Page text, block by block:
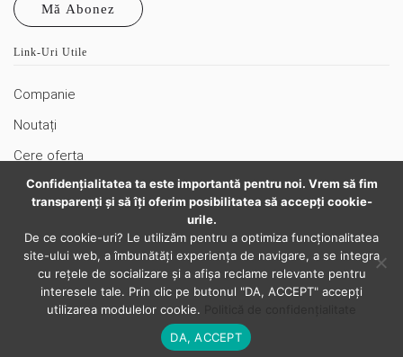
Mă Abonez
Link-Uri Utile
Companie
Noutați
Cere oferta
Politică de confidențialitate
Politici privind cookies
Harta Site
© 2020 Tritech Group - Toate drepturile rezervate
Confidenţialitatea ta este importantă pentru noi. Vrem să fim
transparenţi și să îţi oferim posibilitatea să accepţi cookie-
urile.
De ce cookie-uri? Le utilizăm pentru a optimiza funcţionalitatea
site-ului web, a îmbunătăţi experienţa de navigare, a se integra
cu reţele de socializare şi a afişa reclame relevante pentru
interesele tale. Prin clic pe butonul "DA, ACCEPT" accepţi
utilizarea modulelor cookie.
DA, ACCEPT